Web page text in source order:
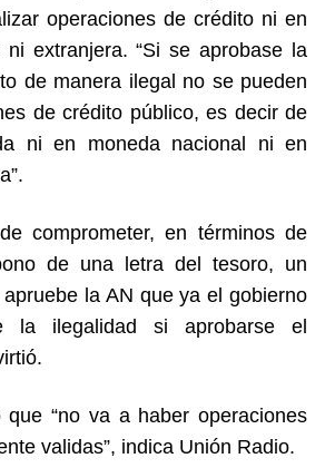
operaciones de crédito ni en
ni extranjera. “Si se aprobase la
de manera ilegal no se pueden
de crédito público, es decir de
ni en moneda nacional ni en
comprometer, en términos de
de una letra del tesoro, un
la AN que ya el gobierno
ilegalidad si aprobarse el
que “no va a haber operaciones
validas”, indica Unión Radio.